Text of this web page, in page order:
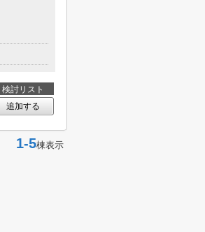
検討リスト
追加する
1-5棟表示